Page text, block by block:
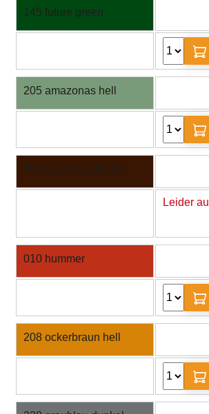
145 future green
205 amazonas hell
092 haselnussbraun
Leider
010 hummer
208 ockerbraun hell